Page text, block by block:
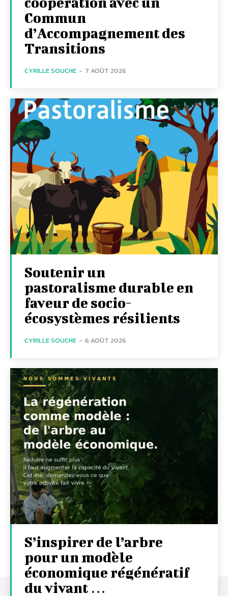
Commun
d’Accompagnement des
Transitions
CYRILLE SOUCHE - 7 AOÛT 2026
Soutenir un
pastoralisme durable en
faveur de socio-
écosystèmes résilients
CYRILLE SOUCHE - 6 AOÛT 2026
S’inspirer de l’arbre
pour un modèle
économique régénératif
du vivant …